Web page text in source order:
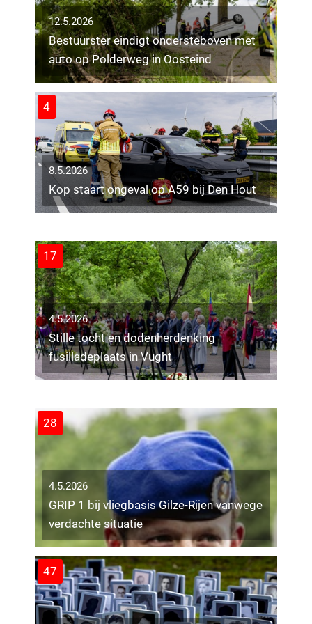
12.5.2026
Bestuurster eindigt ondersteboven met
auto op Polderweg in Oosteind
4
8.5.2026
Kop staart ongeval op A59 bij Den Hout
11
6.5.2026
Gewonde bij flinke aanrijding op kruising
in Tilburg
17
4.5.2026
Stille tocht en dodenherdenking
fusilladeplaats in Vught
5
4.5.2026
Verkeerspilot Wagnerplein afgerond,
bussluis verwijderd
28
4.5.2026
GRIP 1 bij vliegbasis Gilze-Rijen vanwege
verdachte situatie
47